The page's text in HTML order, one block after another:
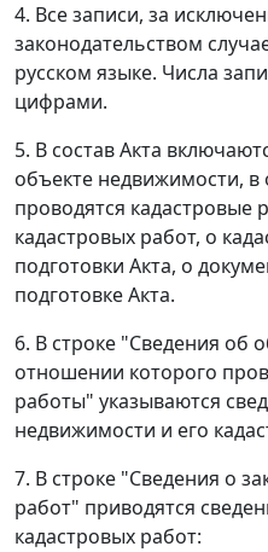
4. Все записи, за
законодательством
русском языке. Числа
цифрами.
5. В состав Акта
объекте недвижимости,
проводятся кадастровые
кадастровых работ, о
подготовки Акта, о
подготовке Акта.
6. В строке "Сведения об
отношении которого
работы" указываются
недвижимости и его
7. В строке "Сведения о
работ" приводятся
кадастровых работ: